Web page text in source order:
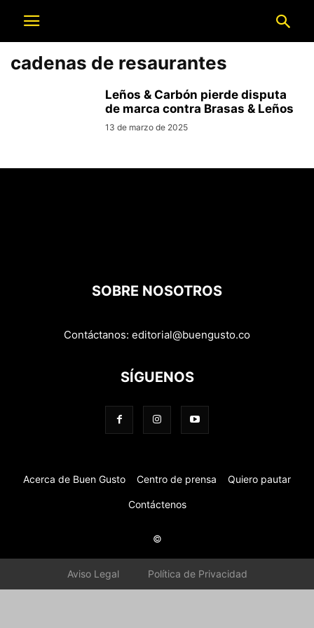
cadenas de resaurantes
Leños & Carbón pierde disputa
de marca contra Brasas & Leños
13 de marzo de 2025
SOBRE NOSOTROS
Contáctanos: editorial@buengusto.co
SÍGUENOS
Acerca de Buen Gusto Centro de prensa Quiero pautar
Contáctenos
©
Aviso Legal Política de Privacidad